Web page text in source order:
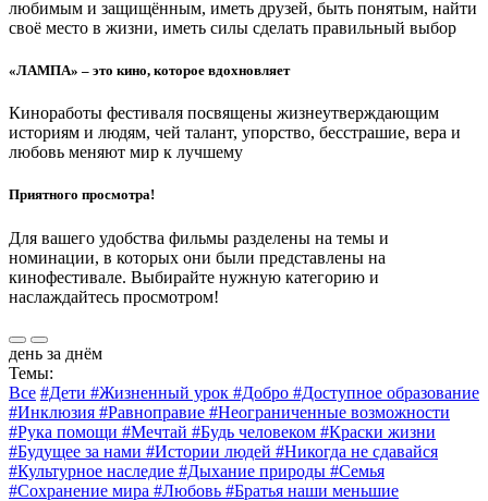
любимым и защищённым, иметь друзей, быть понятым, найти
своё место в жизни, иметь силы сделать правильный выбор
«ЛАМПА» – это кино, которое вдохновляет
Киноработы фестиваля посвящены жизнеутверждающим
историям и людям, чей талант, упорство, бесстрашие, вера и
любовь меняют мир к лучшему
Приятного просмотра!
Для вашего удобства фильмы разделены на темы и
номинации, в которых они были представлены на
кинофестивале. Выбирайте нужную категорию и
наслаждайтесь просмотром!
день за днём
Темы:
Все #Дети #Жизненный урок #Добро #Доступное образование
#Инклюзия #Равноправие #Неограниченные возможности
#Рука помощи #Мечтай #Будь человеком #Краски жизни
#Будущее за нами #Истории людей #Никогда не сдавайся
#Культурное наследие #Дыхание природы #Семья
#Сохранение мира #Любовь #Братья наши меньшие